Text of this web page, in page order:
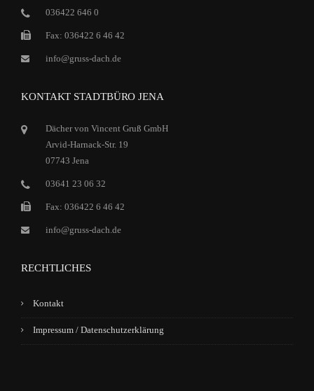
036422 646 0
Fax: 036422 6 46 42
info@gruss-dach.de
KONTAKT STADTBÜRO JENA
Dächer von Vincent Gruß GmbH
Arvid-Harnack-Str. 19
07743 Jena
03641 23 06 32
Fax: 036422 6 46 42
info@gruss-dach.de
RECHTLICHES
Kontakt
Impressum / Datenschutzerklärung